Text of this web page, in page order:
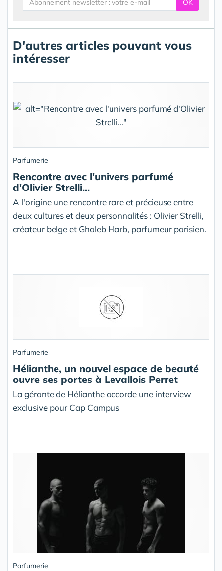
OK
D'autres articles pouvant vous
intéresser
Parfumerie
Rencontre avec l'univers parfumé
d'Olivier Strelli...
A l'origine une rencontre rare et précieuse entre
deux cultures et deux personnalités : Olivier Strelli,
créateur belge et Ghaleb Harb, parfumeur parisien.
Parfumerie
Hélianthe, un nouvel espace de beauté
ouvre ses portes à Levallois Perret
La gérante de Hélianthe accorde une interview
exclusive pour Cap Campus
Parfumerie